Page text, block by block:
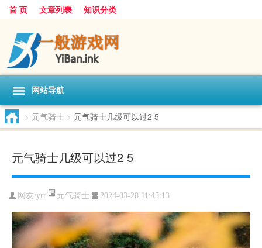
首 页 文章列表 知识分类
网站导航
> 元气骑士 > 元气骑士几级可以过2 5
元气骑士几级可以过2 5
网友:yrr 元气骑士 2024-03-28 11:45:13